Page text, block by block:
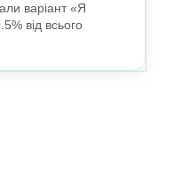
варіант «Я
від всього